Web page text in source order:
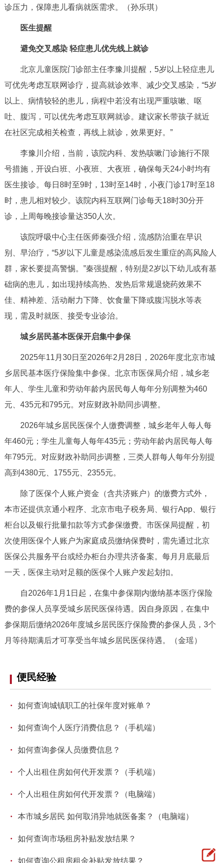
诊压力，保障患儿看病就医需求。
（孙乐琪）
医生提醒
避免交叉感染 轻症患儿优先线上就诊
北京儿童医院门诊部主任李豫川提醒，5岁以上轻症患儿
可优先考虑互联网诊疗，提高就诊效率、减少交叉感染，“5岁
以上、病情较轻的患儿，病程中若没有出现严重咳嗽、呕
吐、腹泻，可以优先考虑互联网就诊。建议家长带孩子就近
在社区完成相关检查，再线上就诊，效果更好。”
李豫川介绍，当前，该院内科、发热咳嗽门诊施行不限
号措施，开设白班、小夜班、大夜班，确保每天24小时均有
医生接诊。每日8时至9时，13时至14时，小夜门诊17时至18
时，患儿相对较少。该院内科互联网门诊每天18时30分开
诊，上周每晚接诊量达350人次。
该院呼吸中心主任医师秦强介绍，流感防治重在早识
别、早治疗，“5岁以下儿童是感染流感后发生重症的高风险人
群，家长要提高警惕。”秦强提醒，特别是2岁以下幼儿或有基
础病的患儿，如出现持续高热、发热后常规退烧药效果不
佳、精神差、活动耐力下降、饮食量下降或腹泻脱水等表
现，需及时就医、接受专业诊治。
城乡居民基本医保开启集中参保
2025年11月30日至2026年2月28日，2026年度北京市城
乡居民基本医疗保险集中参保。北京市医保局介绍，城乡老
年人、学生儿童和劳动年龄内居民每人每年分别调整为460
元、435元和795元。对应财政补助同步调整。
2026年城乡居民医保个人缴费调整，城乡老年人每人每
年460元；学生儿童每人每年435元；劳动年龄内居民每人每
年795元。对应财政补助同步调整，三类人群每人每年分别提
高到4380元、1755元、2355元。
除了医保个人账户资金（含共济账户）的缴费方式外，
本市还提供京通小程序、北京市电子税务局、银行App、银行
柜台以及银行批量扣款等方式参保缴费。市医保局提醒，初
次使用医保个人账户为家庭成员缴纳保费时，需先通过北京
医保公共服务平台或经办柜台办理共济备案。每月月底最后
一天，医保主动对足额的医保个人账户发起划扣。
自2026年1月1日起，在集中参保期内缴纳基本医疗保险
费的参保人员享受城乡居民医保待遇。因自身原因，在集中
参保期后缴纳2026年度城乡居民医疗保险费的参保人员，3个
月等待期满后才可享受当年城乡居民医保待遇。（金瑶）
便民经验
· 如何查询城镇职工的社保年度对账单？
· 如何查询个人医疗消费信息？（手机端）
· 如何查询参保人员缴费信息？
· 个人出租住房如何代开发票？（手机端）
· 个人出租住房如何代开发票？（电脑端）
· 本市城乡居民 如何取消异地就医备案？（电脑端）
· 如何查询市场租房补贴发放结果？
· 如何查询公租房租金补贴发放结果？